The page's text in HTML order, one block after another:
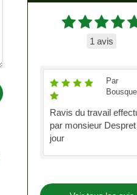
1 avis
Par
Ravis du travail
par monsieur
jour